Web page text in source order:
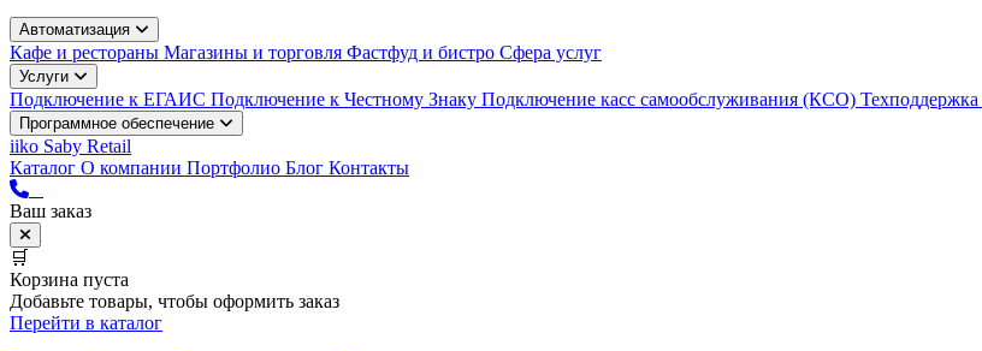
Автоматизация
Кафе и рестораны Магазины и торговля Фастфуд и бистро Сфера услуг
Услуги
Подключение к ЕГАИС Подключение к Честному Знаку Подключение касс самообслуживания (КСО) Техподдержка
Программное обеспечение
iiko Saby Retail
Каталог О компании Портфолио Блог Контакты
Ваш заказ
🛒
Корзина пуста
Добавьте товары, чтобы оформить заказ
Перейти в каталог